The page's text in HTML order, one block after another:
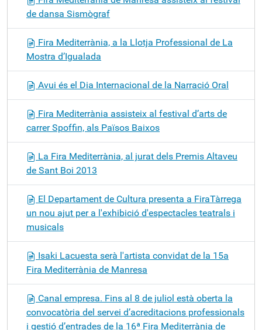
de dansa Sismògraf
Fira Mediterrània, a la Llotja Professional de La
Mostra d’Igualada
Avui és el Dia Internacional de la Narració Oral
Fira Mediterrània assisteix al festival d’arts de
carrer Spoffin, als Països Baixos
La Fira Mediterrània, al jurat dels Premis Altaveu
de Sant Boi 2013
El Departament de Cultura presenta a FiraTàrrega
un nou ajut per a l'exhibició d'espectacles teatrals i
musicals
Isaki Lacuesta serà l'artista convidat de la 15a
Fira Mediterrània de Manresa
Canal empresa. Fins al 8 de juliol està oberta la
convocatòria del servei d’acreditacions professionals
i gestió d’entrades de la 16ª Fira Mediterrània de